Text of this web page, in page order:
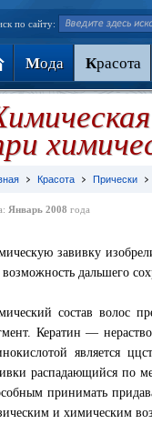
по сайту:
Мода Красота
Красота Прически
Январь 2008 года
завивку
возможность дальшего
состав волос
Кератин —
является
распадающийся по
принимать
и химическим